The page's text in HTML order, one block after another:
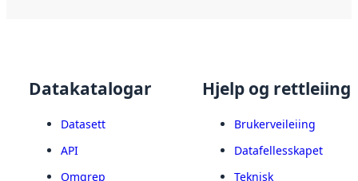
Datakatalogar
Datasett
API
Omgrep
Hjelp og rettleiing
Brukerveileiing
Datafellesskapet
Teknisk